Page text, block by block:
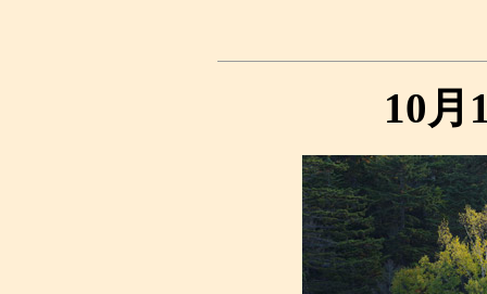
10月